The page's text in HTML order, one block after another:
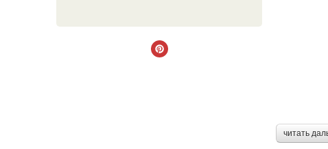
читать